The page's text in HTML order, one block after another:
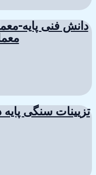
دانش فنی پایه-
تزیینات سنگی